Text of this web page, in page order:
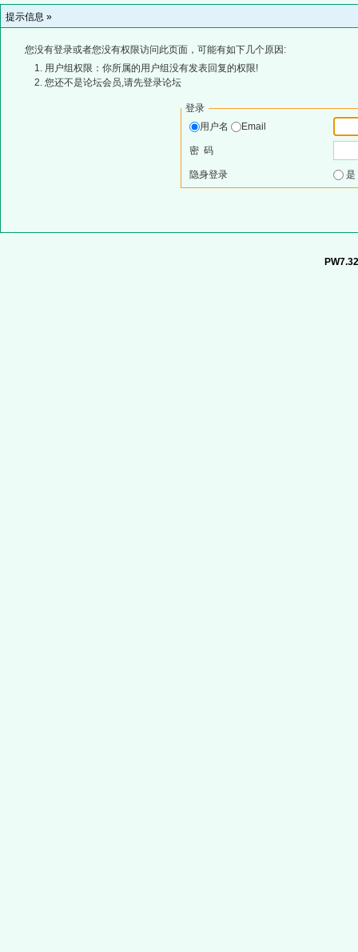
提示信息 »
您没有登录或者您没有权限访问此页面，可能有如下几个原因:
用户组权限：你所属的用户组没有发表回复的权限!
您还不是论坛会员,请先登录论坛
登录
用户名
Email
密 码
隐身登录